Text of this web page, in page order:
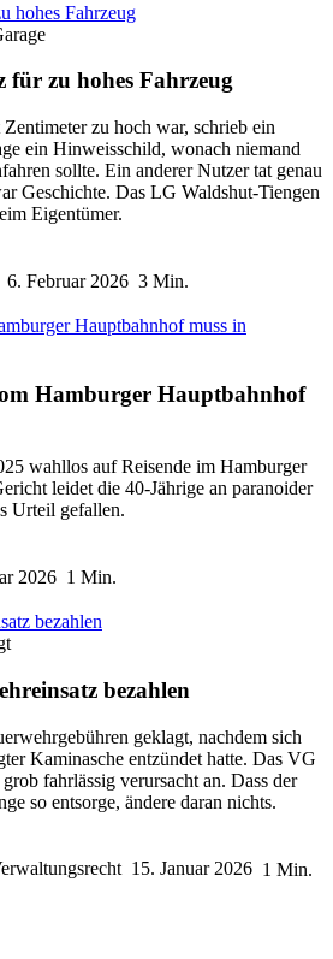
hohes Fahrzeug
für zu hohes Fahrzeug
zu hoch war, schrieb ein
ein Hinweisschild, wonach niemand
sollte. Ein anderer Nutzer tat genau
Geschichte. Das LG Waldshut-Tiengen
Eigentümer.
6. Februar 2026 3 Min.
Hauptbahnhof muss in
Hamburger Hauptbahnhof
wahllos auf Reisende im Hamburger
leidet die 40-Jährige an paranoider
Urteil gefallen.
2026 1 Min.
bezahlen
bezahlen
geklagt, nachdem sich
Kaminasche entzündet hatte. Das VG
fahrlässig verursacht an. Dass der
so entsorge, ändere daran nichts.
15. Januar 2026 1 Min.